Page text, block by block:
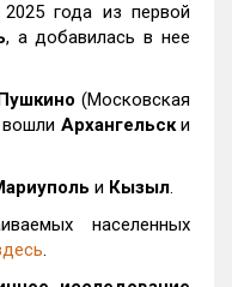
2025 года из первой
, а добавилась в нее
Пушкино (Московская
вошли Архангельски
и Кызыл.
населенных
.